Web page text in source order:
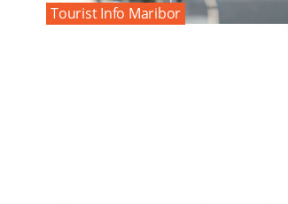
Tourist Info Maribor